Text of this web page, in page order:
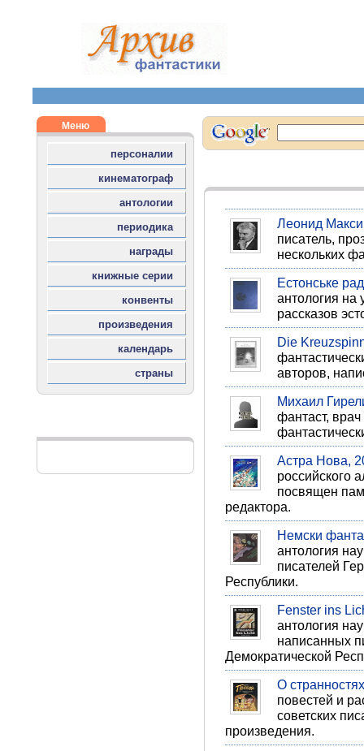
Леонид
писатель,
нескольких
Естонське
антология на
рассказов
Die
авторов,
Михаил
фантаст,
Астра Нова,
российского
посвящен
редактора.
Немски
антология
писателей
Республики.
Fenster ins
антология
написанных
Демократической
О
повестей и
советских
произведения.